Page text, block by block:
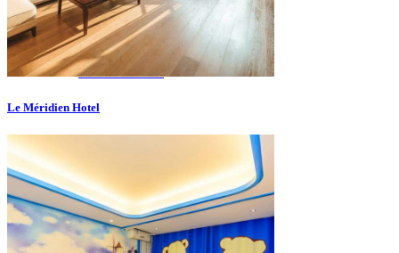
Demande d’info
09 83 07 44 60
Le Méridien Hotel